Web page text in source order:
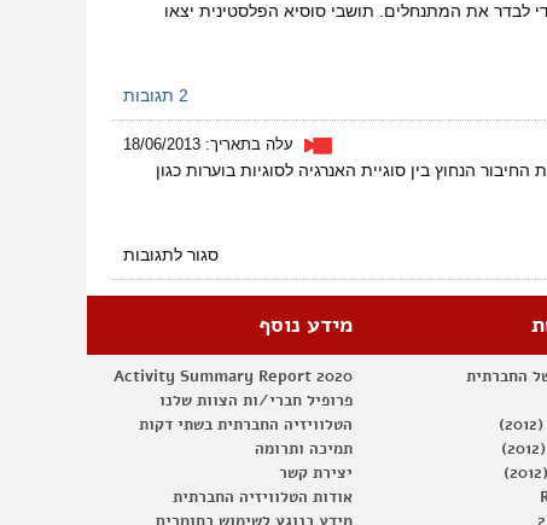
לבדר את המתנחלים. תושבי סוסיא הפלסטינית יצאו
2 תגובות
עלה בתאריך: 18/06/2013
הטיקונים, התקיים בשבת 15/6/2013. הפעילים עושים את החיבור הנחוץ בין סוגיית האנרגיה לסוגיות בוערות כגון
סגור לתגובותעל
משט
מחאה
החברתית
מידע נוסף
Activity Summary Report 2020
פרופיל חברי/ות הצוות שלנו
הטלוויזיה החברתית בשתי דקות
תמיכה ותרומה
יצירת קשר
אודות הטלוויזיה החברתית